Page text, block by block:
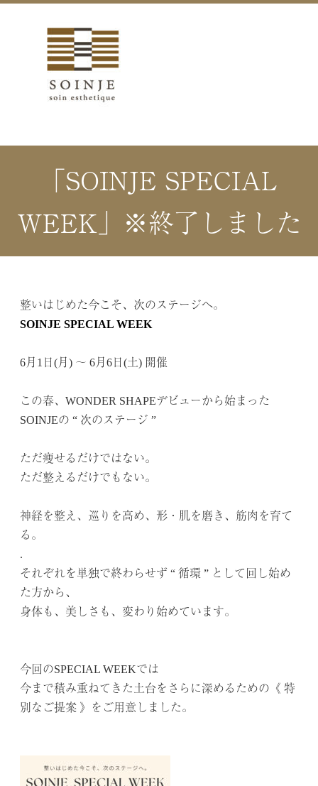
「SOINJE SPECIAL
WEEK」※終了しました
整いはじめた今こそ、次のステージへ。
SOINJE SPECIAL WEEK
6月1日(月) 〜 6月6日(土) 開催
この春、WONDER SHAPEデビューから始まった
SOINJEの “ 次のステージ ”
ただ痩せるだけではない。
ただ整えるだけでもない。
神経を整え、巡りを高め、形・肌を磨き、筋肉を育て
る。
.
それぞれを単独で終わらせず “ 循環 ” として回し始め
た方から、
身体も、美しさも、変わり始めています。
今回のSPECIAL WEEKでは
今まで積み重ねてきた土台をさらに深めるための《 特
別なご提案 》をご用意しました。